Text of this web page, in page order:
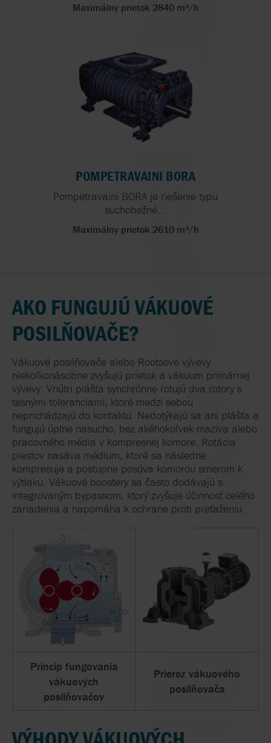
Maximálny prietok 2840 m³/h
POMPETRAVAINI BORA
Pompetravaini BORA je riešenie typu
suchobežné...
Maximálny prietok 2610 m³/h
AKO FUNGUJÚ VÁKUOVÉ
POSILŇOVAČE?
Vákuové posilňovače alebo Rootsove vývevy
niekoľkonásobne zvyšujú prietok a vákuum primárnej
vývevy. Vnútri plášťa synchrónne rotujú dva rotory s
tesnými toleranciami, ktoré medzi sebou
neprichádzajú do kontaktu. Nedotýkajú sa ani plášťa a
fungujú úplne nasucho, bez akéhokoľvek maziva alebo
pracovného média v kompresnej komore. Rotácia
piestov nasáva médium, ktoré sa následne
kompresuje a postupne posúva komorou smerom k
výtlaku. Vákuové boostery sa často dodávajú s
integrovaným bypassom, ktorý zvyšuje účinnosť celého
zariadenia a napomáha k ochrane proti preťaženiu.
Princíp fungovania
vákuových
posilňovačov
Prierez vákuového
posilňovača